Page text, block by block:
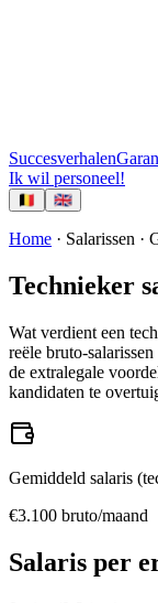
Succesverhalen
Ik wil personeel!
🇧🇪 🇬🇧
Home · Salarissen ·
Technieker
Wat verdient een
reële bruto-
de extralegale
kandidaten te
Gemiddeld salaris (
€3.100 bruto/maand
Salaris per